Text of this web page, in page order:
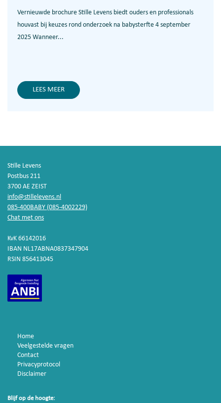
Vernieuwde brochure Stille Levens biedt ouders en professionals
houvast bij keuzes rond onderzoek na babysterfte 4 september
2025 Wanneer...
LEES MEER
Stille Levens
Postbus 211
3700 AE ZEIST
info@stillelevens.nl
085-400BABY (085-4002229)
Chat met ons
KvK 66142016
IBAN NL17ABNA0837347904
RSIN 856413045
Home
Veelgestelde vragen
Contact
Privacyprotocol
Disclaimer
Blijf op de hoogte: